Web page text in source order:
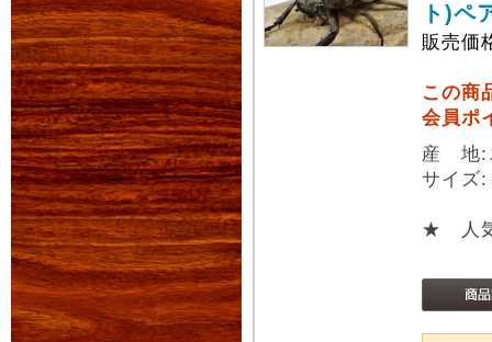
ト)ペ
販売価
この商
会員ポ
産 地:
サイ
★ 人